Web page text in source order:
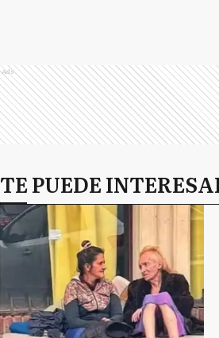
Ads
TE PUEDE